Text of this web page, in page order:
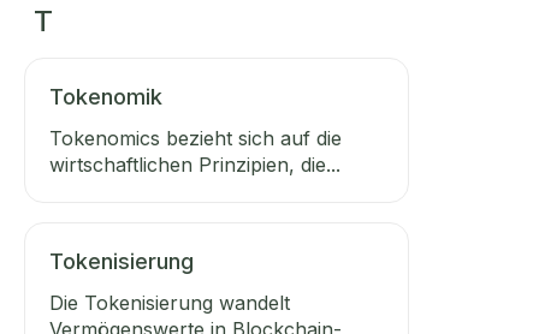
T
Tokenomik
Tokenomics bezieht sich auf die
wirtschaftlichen Prinzipien, die...
Tokenisierung
Die Tokenisierung wandelt
Vermögenswerte in Blockchain-